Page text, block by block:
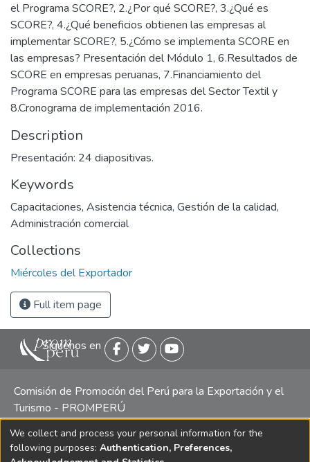
el Programa SCORE?, 2.¿Por qué SCORE?, 3.¿Qué es
SCORE?, 4.¿Qué beneficios obtienen las empresas al
implementar SCORE?, 5.¿Cómo se implementa SCORE en
las empresas? Presentación del Módulo 1, 6.Resultados de
SCORE en empresas peruanas, 7.Financiamiento del
Programa SCORE para las empresas del Sector Textil y
8.Cronograma de implementación 2016.
Description
Presentación: 24 diapositivas.
Keywords
Capacitaciones, Asistencia técnica, Gestión de la calidad,
Administración comercial
Collections
Miércoles del Exportador
Full item page
Siguenos en
Comisión de Promoción del Perú para la Exportación y el
Turismo - PROMPERÚ
Central telefónica: (511) 616 7300 / 616 7400 Calle Uno
Oeste 50, Edificio Mincetur, Pisos 13 y 14, San Isidro -
We collect and process your personal information for the
following purposes: Authentication, Preferences,